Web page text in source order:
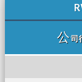
公司